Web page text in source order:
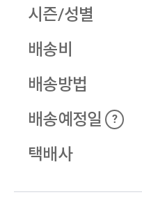
시즌/성별
배송비
배송방법
배송예정일
?
택배사